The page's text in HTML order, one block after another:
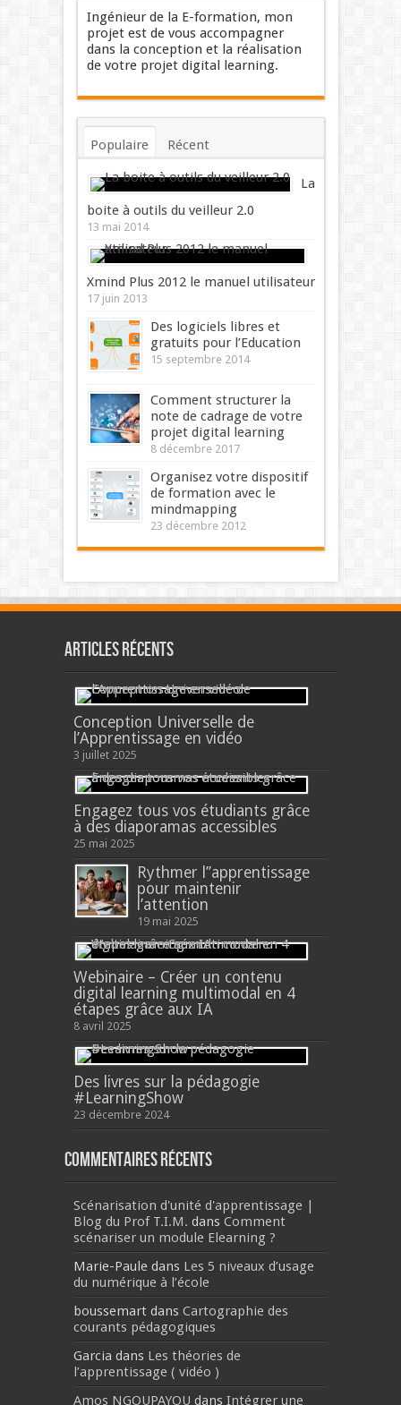
Ingénieur de la E-formation, mon
projet est de vous accompagner
dans la conception et la réalisation
de votre projet digital learning.
Populaire Récent
Commentaires Mots-clés
La
boite à outils du veilleur 2.0
13 mai 2014
Xmind Plus 2012 le manuel utilisateur
17 juin 2013
Des logiciels libres et
gratuits pour l’Education
15 septembre 2014
Comment structurer la
note de cadrage de votre
projet digital learning
8 décembre 2017
Organisez votre dispositif
de formation avec le
mindmapping
23 décembre 2012
Articles récents
Conception Universelle de
l’Apprentissage en vidéo
3 juillet 2025
Engagez tous vos étudiants grâce
à des diaporamas accessibles
25 mai 2025
Rythmer l’’apprentissage
pour maintenir
l’attention
19 mai 2025
Webinaire – Créer un contenu
digital learning multimodal en 4
étapes grâce aux IA
8 avril 2025
Des livres sur la pédagogie
#LearningShow
23 décembre 2024
Commentaires récents
Scénarisation d'unité d'apprentissage |
Blog du Prof T.I.M. dans Comment
scénariser un module Elearning ?
Marie-Paule dans Les 5 niveaux d’usage
du numérique à l’école
boussemart dans Cartographie des
courants pédagogiques
Garcia dans Les théories de
l’apprentissage ( vidéo )
Amos NGOUPAYOU dans Intégrer une